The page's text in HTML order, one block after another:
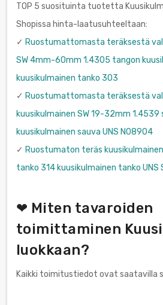
TOP 5 suosituinta tuotetta
Shopissa hinta-laatusuhteeltaan:
✓ Ruostumattomasta teräksestä
SW 4mm-60mm 1.4305 tangon
kuusikulmainen tanko 303
✓ Ruostumattomasta teräksestä
kuusikulmainen SW 19-32mm 1.4539
kuusikulmainen sauva UNS N08904
✓ Ruostumaton teräs
tanko 314 kuusikulmainen tanko UNS
❤ Miten tavaroiden
toimittaminen
luokkaan?
Kaikki toimitustiedot ovat saatavilla